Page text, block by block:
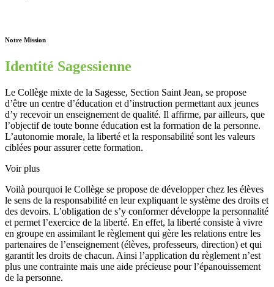
Notre Mission
Identité Sagessienne
Le Collège mixte de la Sagesse, Section Saint Jean, se propose
d’être un centre d’éducation et d’instruction permettant aux jeunes
d’y recevoir un enseignement de qualité. Il affirme, par ailleurs, que
l’objectif de toute bonne éducation est la formation de la personne.
L’autonomie morale, la liberté et la responsabilité sont les valeurs
ciblées pour assurer cette formation.
Voir plus
Voilà pourquoi le Collège se propose de développer chez les élèves
le sens de la responsabilité en leur expliquant le système des droits et
des devoirs. L’obligation de s’y conformer développe la personnalité
et permet l’exercice de la liberté. En effet, la liberté consiste à vivre
en groupe en assimilant le règlement qui gère les relations entre les
partenaires de l’enseignement (élèves, professeurs, direction) et qui
garantit les droits de chacun. Ainsi l’application du règlement n’est
plus une contrainte mais une aide précieuse pour l’épanouissement
de la personne.